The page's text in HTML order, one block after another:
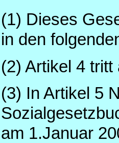
(1) Dieses
in den
(2) Artikel 4
(3) In Artikel 5
am 1.Januar